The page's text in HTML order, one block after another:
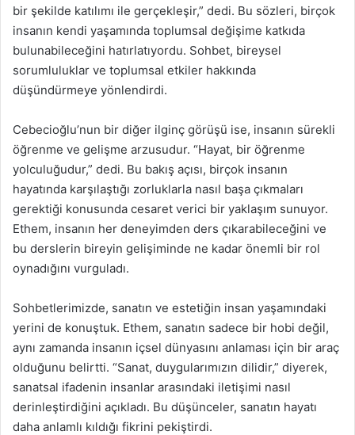
bir şekilde katılımı ile gerçekleşir,” dedi. Bu sözleri, birçok
insanın kendi yaşamında toplumsal değişime katkıda
bulunabileceğini hatırlatıyordu. Sohbet, bireysel
sorumluluklar ve toplumsal etkiler hakkında
düşündürmeye yönlendirdi.
Cebecioğlu’nun bir diğer ilginç görüşü ise, insanın sürekli
öğrenme ve gelişme arzusudur. “Hayat, bir öğrenme
yolculuğudur,” dedi. Bu bakış açısı, birçok insanın
hayatında karşılaştığı zorluklarla nasıl başa çıkmaları
gerektiği konusunda cesaret verici bir yaklaşım sunuyor.
Ethem, insanın her deneyimden ders çıkarabileceğini ve
bu derslerin bireyin gelişiminde ne kadar önemli bir rol
oynadığını vurguladı.
Sohbetlerimizde, sanatın ve estetiğin insan yaşamındaki
yerini de konuştuk. Ethem, sanatın sadece bir hobi değil,
aynı zamanda insanın içsel dünyasını anlaması için bir araç
olduğunu belirtti. “Sanat, duygularımızın dilidir,” diyerek,
sanatsal ifadenin insanlar arasındaki iletişimi nasıl
derinleştirdiğini açıkladı. Bu düşünceler, sanatın hayatı
daha anlamlı kıldığı fikrini pekiştirdi.